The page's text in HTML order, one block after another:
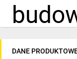
MH
DANE